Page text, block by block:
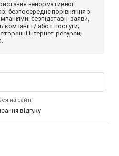
ненормативної
безпосереднє порівняння з
безпідставні заяви,
і / або її послуги;
інтернет-ресурси;
на сайті
відгуку